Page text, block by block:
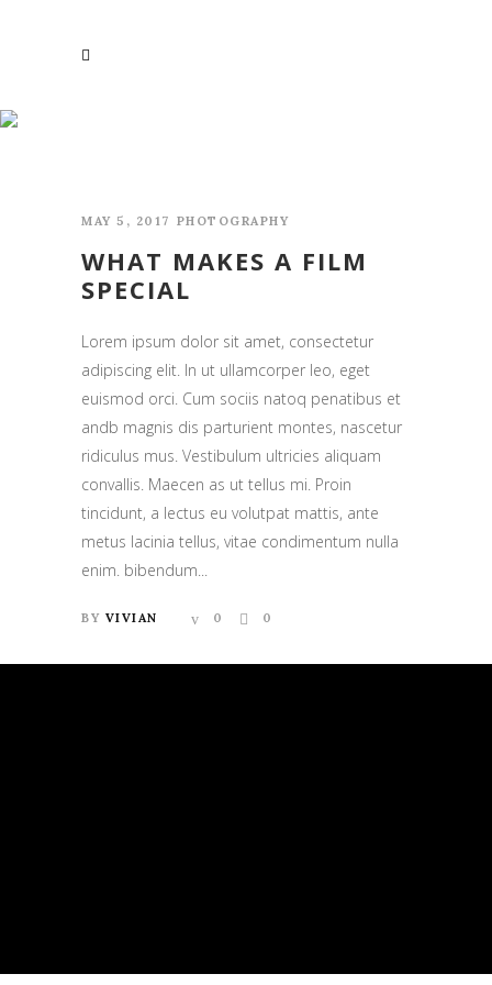
MAY 5, 2017 PHOTOGRAPHY
WHAT MAKES A FILM
SPECIAL
Lorem ipsum dolor sit amet, consectetur
adipiscing elit. In ut ullamcorper leo, eget
euismod orci. Cum sociis natoq penatibus et
andb magnis dis parturient montes, nascetur
ridiculus mus. Vestibulum ultricies aliquam
convallis. Maecen as ut tellus mi. Proin
tincidunt, a lectus eu volutpat mattis, ante
metus lacinia tellus, vitae condimentum nulla
enim. bibendum...
BY VIVIAN 0 0